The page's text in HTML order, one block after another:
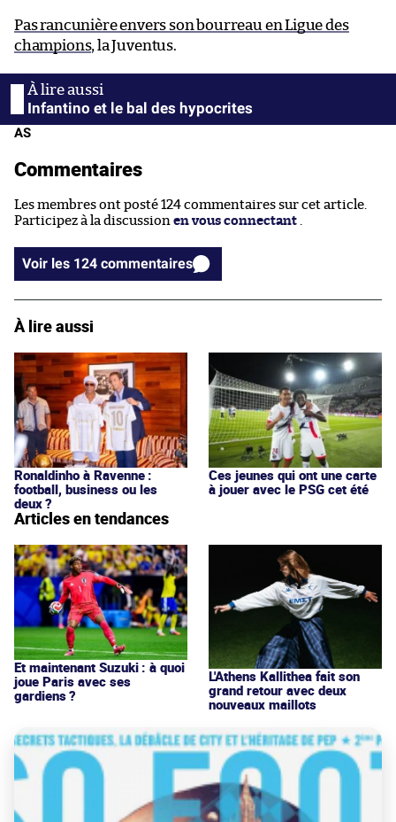
Pas rancunière envers son bourreau en Ligue des
champions, la Juventus.
Infantino et le bal des hypocrites
AS
Commentaires
Les membres ont posté 124 commentaires sur cet article.
Participez à la discussion en vous connectant
Voir les 124 commentaires
À lire aussi
Ronaldinho à Ravenne :
football, business ou les
deux ?
Ces jeunes qui ont une carte
à jouer avec le PSG cet été
Articles en tendances
Et maintenant Suzuki : à quoi
joue Paris avec ses
gardiens ?
L'Athens Kallithea fait son
grand retour avec deux
nouveaux maillots